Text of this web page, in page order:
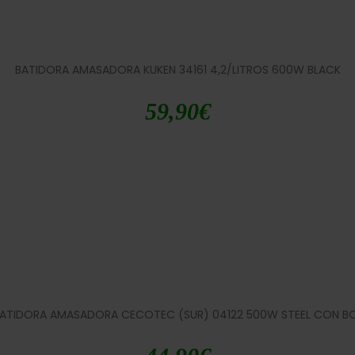
BATIDORA AMASADORA KUKEN 34161 4,2/LITROS 600W BLACK
59,90€
AMASADORA CECOTEC (SUR) 04122 500W STEEL CON